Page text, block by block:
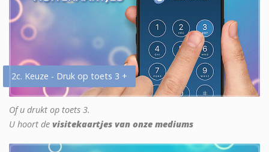
2c. Keuze - Druk op toets 3 +
Of u drukt op toets 3.
U hoort de visitekaartjes van onze mediums